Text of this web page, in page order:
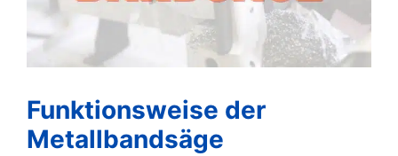
Funktionsweise der
Metallbandsäge